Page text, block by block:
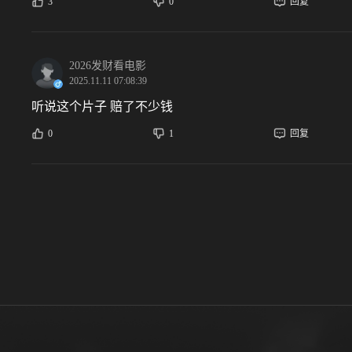
2026发财看电影
2025.11.11 07:08:39
听说这个片子 赔了不少钱
0 1 回复